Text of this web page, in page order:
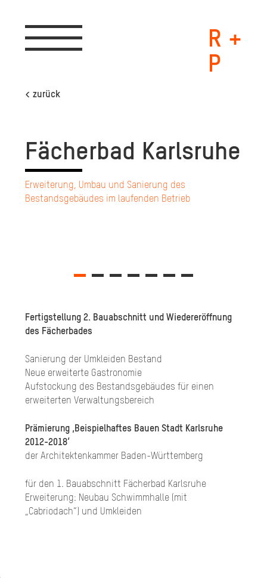
R +
P
Toggle
navigation
< zurück
Fä­cher­bad Karls­ru­he
Erweiterung, Umbau und Sanierung des
Bestandsgebäudes im laufenden Betrieb
Fertigstellung 2. Bauabschnitt und Wiedereröffnung
des Fächerbades
Sanierung der Umkleiden Bestand
Neue erweiterte Gastronomie
Aufstockung des Bestandsgebäudes für einen
erweiterten Verwaltungsbereich
Prämierung ‚Beispielhaftes Bauen Stadt Karlsruhe
2012-2018‘
der Architektenkammer Baden-Württemberg
für den 1. Bauabschnitt Fächerbad Karlsruhe
Erweiterung: Neubau Schwimmhalle (mit
„Cabriodach“) und Umkleiden